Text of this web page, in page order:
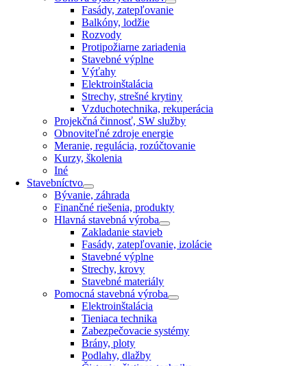
Fasády, zatepľovanie
Balkóny, lodžie
Rozvody
Protipožiarne zariadenia
Stavebné výplne
Výťahy
Elektroinštalácia
Strechy, strešné krytiny
Vzduchotechnika, rekuperácia
Projekčná činnosť, SW služby
Obnoviteľné zdroje energie
Meranie, regulácia, rozúčtovanie
Kurzy, školenia
Iné
Stavebníctvo
Bývanie, záhrada
Finančné riešenia, produkty
Hlavná stavebná výroba
Zakladanie stavieb
Fasády, zatepľovanie, izolácie
Stavebné výplne
Strechy, krovy
Stavebné materiály
Pomocná stavebná výroba
Elektroinštalácia
Tieniaca technika
Zabezpečovacie systémy
Brány, ploty
Podlahy, dlažby